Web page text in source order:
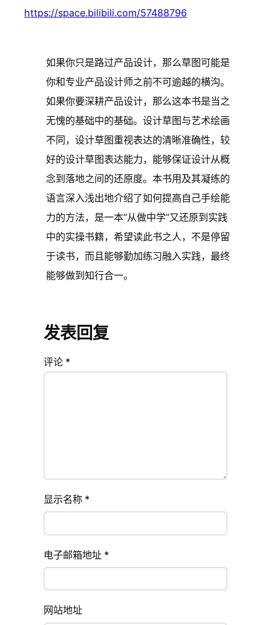
https://space.bilibili.com/57488796
如果你只是路过产品设计，那么草图可能是
你和专业产品设计师之前不可逾越的横沟。
如果你要深耕产品设计，那么这本书是当之
无愧的基础中的基础。设计草图与艺术绘画
不同，设计草图重视表达的清晰准确性，较
好的设计草图表达能力，能够保证设计从概
念到落地之间的还原度。本书用及其凝练的
语言深入浅出地介绍了如何提高自己手绘能
力的方法，是一本“从做中学”又还原到实践
中的实操书籍，希望读此书之人，不是停留
于读书，而且能够勤加练习融入实践，最终
能够做到知行合一。
发表回复
评论 *
显示名称 *
电子邮箱地址 *
网站地址